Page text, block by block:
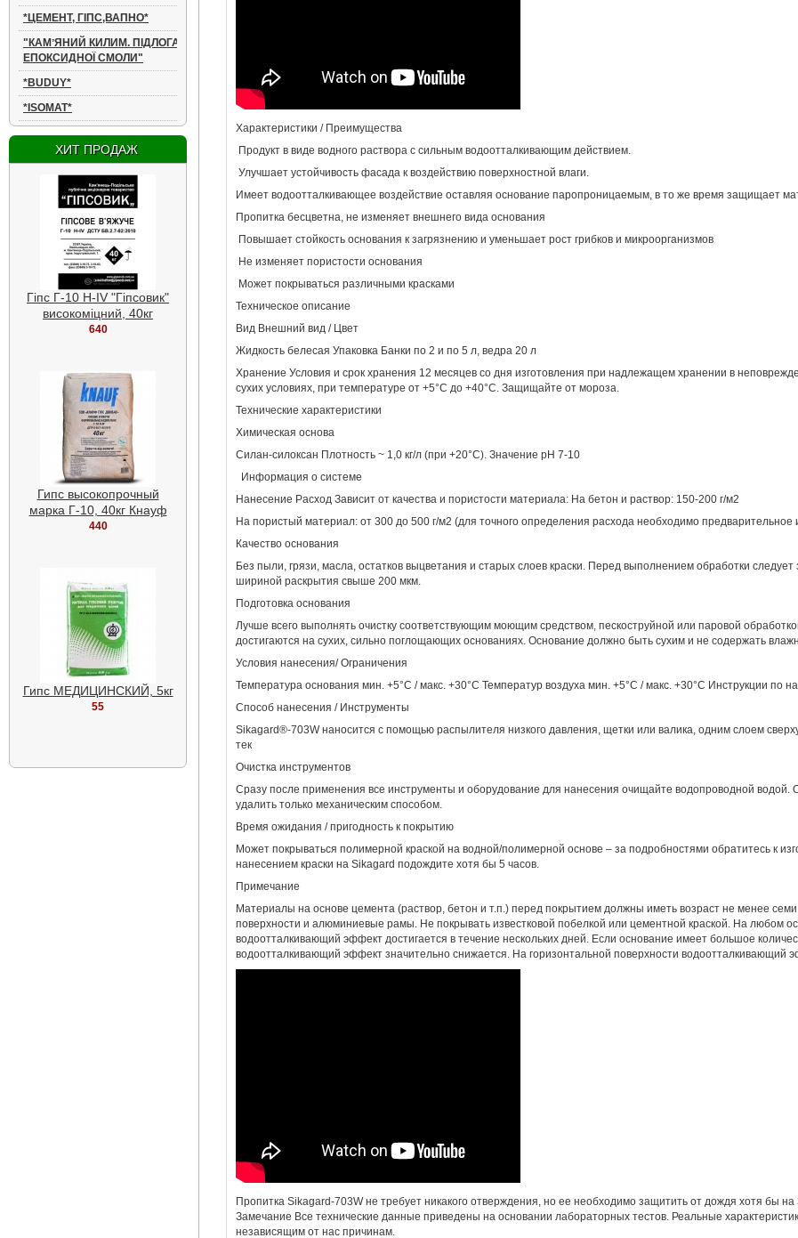
*ЦЕМЕНТ, ГІПС,ВАПНО*
"КАМʼЯНИЙ КИЛИМ. ПІДЛОГА З
ЕПОКСИДНОЇ СМОЛИ"
*BUDUY*
*ISOMAT*
ХИТ ПРОДАЖ
Sikagard - WS 10 л
Защитное покрытие с
эффектом мокрого камня
6 300
Гіпс Г-10 Н-ІV "Гіпсовик"
високоміцний, 40кг
640
Гипс высокопрочный
марка Г-10, 40кг Кнауф
440
Гипс МЕДИЦИНСКИЙ, 5кг
55
Характеристики / Преимущества
Продукт в виде водного раствора с сильным водоотталкивающим действием.
Улучшает устойчивость фасада к воздействию поверхностной влаги.
Имеет водоотталкивающее воздействие оставляя основание паропроницаемым, в то же время защищает
Пропитка бесцветна, не изменяет внешнего вида основания
Повышает стойкость основания к загрязнению и уменьшает рост грибков и микроорганизмов
Не изменяет пористости основания
Может покрываться различными красками
Техническое описание
Вид Внешний вид / Цвет
Жидкость белесая Упаковка Банки по 2 и по 5 л, ведра 20 л
Хранение Условия и срок хранения 12 месяцев со дня изготовления при надлежащем хранении в
сухих условиях, при температуре от +5°C до +40°C. Защищайте от мороза.
Технические характеристики
Химическая основа
Силан-силоксан Плотность ~ 1,0 кг/л (при +20°C). Значение pH 7-10
Информация о системе
Нанесение Расход Зависит от качества и пористости материала: На бетон и раствор: 150-200 г/м2
На пористый материал: от 300 до 500 г/м2 (для точного определения расхода необходимо предварительное
Качество основания
Без пыли, грязи, масла, остатков выцветания и старых слоев краски. Перед выполнением обработки
шириной раскрытия свыше 200 мкм.
Подготовка основания
Лучше всего выполнять очистку соответствующим моющим средством, пескоструйной или паровой
достигаются на сухих, сильно поглощающих основаниях. Основание должно быть сухим и не содержать
Условия нанесения/ Ограничения
Температура основания мин. +5°C / макс. +30°C Температур воздуха мин. +5°C / макс. +30°C Инструкции по
Способ нанесения / Инструменты
Sikagard®-703W наносится с помощью распылителя низкого давления, щетки или валика, одним слоем
тек
Очистка инструментов
Сразу после применения все инструменты и оборудование для нанесения очищайте водопроводной
удалить только механическим способом.
Время ожидания / пригодность к покрытию
Может покрываться полимерной краской на водной/полимерной основе – за подробностями обратитесь к
нанесением краски на Sikagard подождите хотя бы 5 часов.
Примечание
Материалы на основе цемента (раствор, бетон и т.п.) перед покрытием должны иметь возраст не менее
поверхности и алюминиевые рамы. Не покрывать известковой побелкой или цементной краской. На любом
водоотталкивающий эффект достигается в течение нескольких дней. Если основание имеет большое
водоотталкивающий эффект значительно снижается. На горизонтальной поверхности водоотталкивающий
Пропитка Sikagard-703W не требует никакого отверждения, но ее необходимо защитить от дождя хотя бы на
Замечание Все технические данные приведены на основании лабораторных тестов. Реальные
независящим от нас причинам.